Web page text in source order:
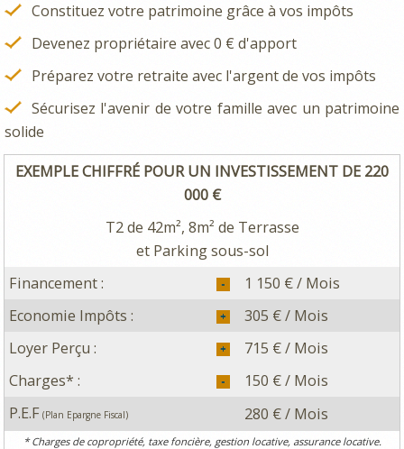
Constituez votre patrimoine grâce à vos impôts
Devenez propriétaire avec 0 € d'apport
Préparez votre retraite avec l'argent de vos impôts
Sécurisez l'avenir de votre famille avec un patrimoine
solide
EXEMPLE CHIFFRÉ POUR UN INVESTISSEMENT DE 220
000 €
T2 de 42m², 8m² de Terrasse
et Parking sous-sol
Financement :
1 150 € / Mois
Economie Impôts :
305 € / Mois
Loyer Perçu :
715 € / Mois
Charges* :
150 € / Mois
P.E.F (Plan Epargne Fiscal) 280 € / Mois
* Charges de copropriété, taxe foncière, gestion locative, assurance locative.